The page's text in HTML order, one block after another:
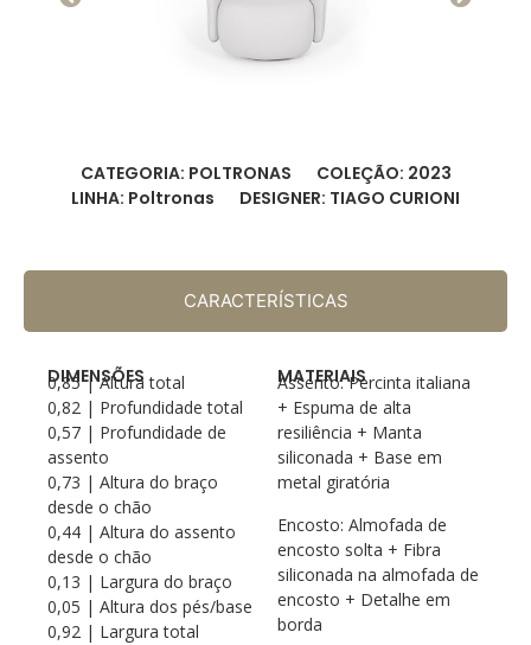
CATEGORIA: POLTRONAS
COLEÇÃO: 2023
LINHA: Poltronas
DESIGNER: TIAGO CURIONI
CARACTERÍSTICAS
DIMENSÕES
0,85 | Altura total
0,82 | Profundidade total
0,57 | Profundidade de
assento
0,73 | Altura do braço
desde o chão
0,44 | Altura do assento
desde o chão
0,13 | Largura do braço
0,05 | Altura dos pés/base
0,92 | Largura total
MATERIAIS
Assento: Percinta italiana
+ Espuma de alta
resiliência + Manta
siliconada + Base em
metal giratória
Encosto: Almofada de
encosto solta + Fibra
siliconada na almofada de
encosto + Detalhe em
borda